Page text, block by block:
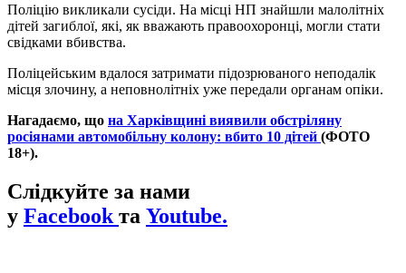
Поліцію викликали сусіди. На місці НП знайшли малолітніх
дітей загиблої, які, як вважають правоохоронці, могли стати
свідками вбивства.
Поліцейським вдалося затримати підозрюваного неподалік
місця злочину, а неповнолітніх уже передали органам опіки.
Нагадаємо, що на Харківщині виявили обстріляну
росіянами автомобільну колону: вбито 10 дітей (ФОТО
18+).
Слідкуйте за нами
у Facebook та Youtube.